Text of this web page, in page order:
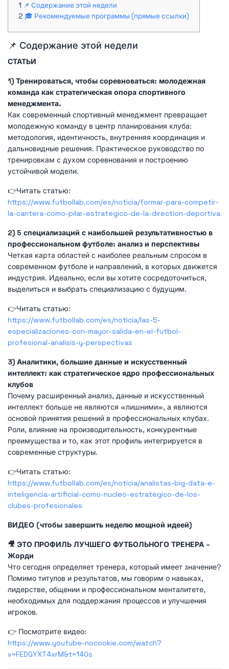
📌 Содержание этой недели
🎓 Рекомендуемые программы (прямые ссылки)
📌 Содержание этой недели
СТАТЬИ
1) Тренироваться, чтобы соревноваться: молодежная
команда как стратегическая опора спортивного
менеджмента.
Как современный спортивный менеджмент превращает
молодежную команду в центр планирования клуба:
методология, идентичность, внутренняя координация и
дальновидные решения. Практическое руководство по
тренировкам с духом соревнования и построению
устойчивой модели.
👉Читать статью:
https://www.futbollab.com/es/noticia/formar-para-competir-
la-cantera-como-pilar-estrategico-de-la-direction-deportiva
2) 5 специализаций с наибольшей результативностью в
профессиональном футболе: анализ и перспективы
Четкая карта областей с наиболее реальным спросом в
современном футболе и направлений, в которых движется
индустрия. Идеально, если вы хотите сосредоточиться,
выделиться и выбрать специализацию с будущим.
👉Читать статью:
https://www.futbollab.com/es/noticia/las-5-
especializaciones-con-mayor-salida-en-el-futbol-
profesional-analisis-y-perspectivas
3) Аналитики, большие данные и искусственный
интеллект: как стратегическое ядро ​​профессиональных
клубов
Почему расширенный анализ, данные и искусственный
интеллект больше не являются «лишними», а являются
основой принятия решений в профессиональных клубах.
Роли, влияние на производительность, конкурентные
преимущества и то, как этот профиль интегрируется в
современные структуры.
👉Читать статью:
https://www.futbollab.com/es/noticia/analistas-big-data-e-
inteligencia-artificial-como-nucleo-estrategico-de-los-
clubes-profesionales
ВИДЕО (чтобы завершить неделю мощной идеей)
🎥 ЭТО ПРОФИЛЬ ЛУЧШЕГО ФУТБОЛЬНОГО ТРЕНЕРА –
Жорди
Что сегодня определяет тренера, который имеет значение?
Помимо титулов и результатов, мы говорим о навыках,
лидерстве, общении и профессиональном менталитете,
необходимых для поддержания процессов и улучшения
игроков.
👉 Посмотрите видео:
https://www.youtube-nocookie.com/watch?
v=FEDGYXT4xrM&t=140s